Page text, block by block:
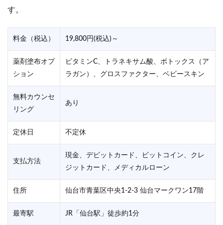
す。
料金（税込） 19,800円(税込)～
薬剤塗布オプ
ション
ビタミンC、トラネキサム酸、ボトックス（ア
ラガン）、グロスファクター、ベビースキン
無料カウンセ
リング
あり
定休日 不定休
支払方法
現金、デビットカード、ビットコイン、クレ
ジットカード、メディカルローン
住所 仙台市青葉区中央1‐2‐3 仙台マークワン17階
最寄駅 JR「仙台駅」徒歩約1分